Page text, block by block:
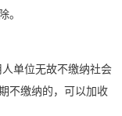
。
单位无故不缴纳社会
不缴纳的，可以加收